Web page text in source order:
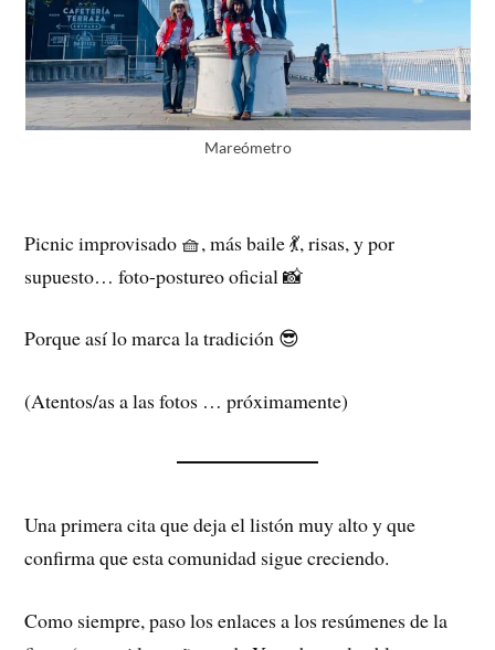
Mareómetro
Picnic improvisado 🧺, más baile 💃, risas, y por
supuesto… foto-postureo oficial 📸
Porque así lo marca la tradición 😎
(Atentos/as a las fotos … próximamente)
Una primera cita que deja el listón muy alto y que
confirma que esta comunidad sigue creciendo.
Como siempre, paso los enlaces a los resúmenes de la